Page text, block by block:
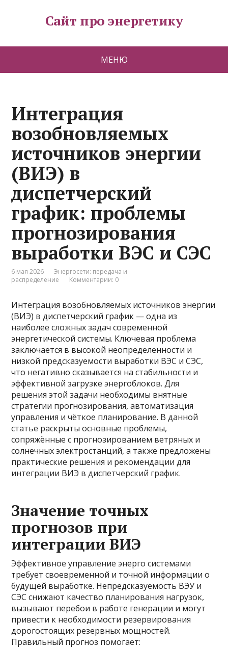
Сайт про энергетику
МЕНЮ
Интеграция
возобновляемых
источников энергии
(ВИЭ) в
диспетчерский
график: проблемы
прогнозирования
выработки ВЭС и СЭС
6 мая 2026
Энергосети: передача и
распределение
Комментарии: 0
Интеграция возобновляемых источников энергии
(ВИЭ) в диспетчерский график — одна из
наиболее сложных задач современной
энергетической системы. Ключевая проблема
заключается в высокой неопределенности и
низкой предсказуемости выработки ВЭС и СЭС,
что негативно сказывается на стабильности и
эффективной загрузке энергоблоков. Для
решения этой задачи необходимы внятные
стратегии прогнозирования, автоматизация
управления и чёткое планирование. В данной
статье раскрыты основные проблемы,
сопряжённые с прогнозированием ветряных и
солнечных электростанций, а также предложены
практические решения и рекомендации для
интеграции ВИЭ в диспетчерский график.
Значение точных
прогнозов при
интеграции ВИЭ
Эффективное управление энерго системами
требует своевременной и точной информации о
будущей выработке. Непредсказуемость ВЭУ и
СЭС снижают качество планирования нагрузок,
вызывают перебои в работе генерации и могут
привести к необходимости резервирования
дорогостоящих резервных мощностей.
Правильный прогноз помогает: